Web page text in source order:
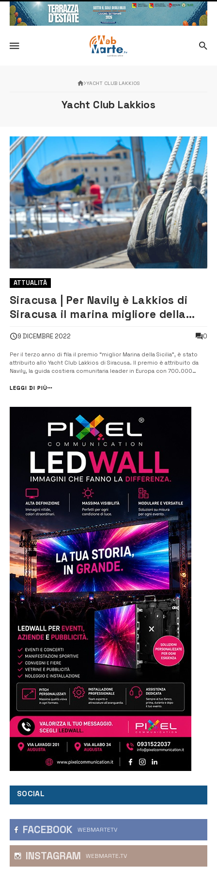
YACHT CLUB LAKKIOS
Yacht Club Lakkios
ATTUALITÀ
Siracusa | Per Navily è Lakkios di
Siracusa il marina migliore della
9 DICEMBRE 2022 0
Per il terzo anno di fila il premio “miglior Marina della Sicilia”, è stato
attribuito allo Yacht Club Lakkios di Siracusa. Il premio è attribuito da
Navily, la guida costiera comunitaria leader in Europa con 700.000
loro esperienze sui porti preferiti e gli ancoraggi da [&hel...
LEGGI DI PIÙ
SOCIAL
FACEBOOK WEBMARTETV
INSTAGRAM WEBMARTE.TV